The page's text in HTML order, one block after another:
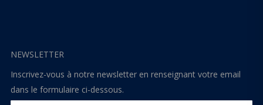
NEWSLETTER
Inscrivez-vous à notre newsletter en renseignant votre email
dans le formulaire ci-dessous.